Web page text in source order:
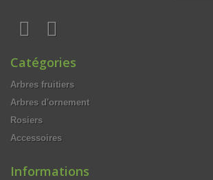
Catégories
Arbres fruitiers
Arbres d'ornement
Rosiers
Accessoires
Informations